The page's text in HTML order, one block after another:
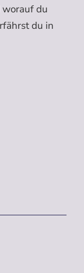
du
du in